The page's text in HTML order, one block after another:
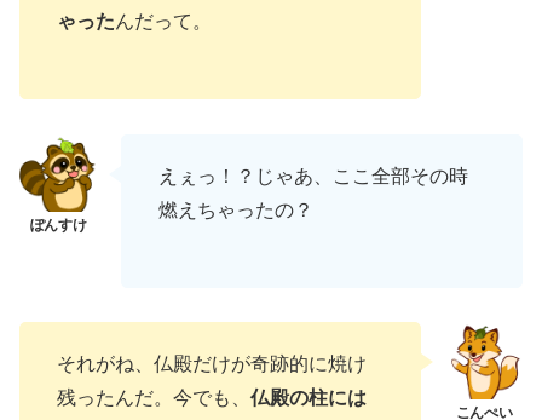
ゃったんだって。
えぇっ！？じゃあ、ここ全部その時
燃えちゃったの？
それがね、仏殿だけが奇跡的に焼け
残ったんだ。今でも、 仏殿の柱には